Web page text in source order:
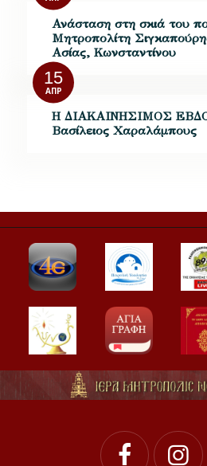
Ανάσταση στη σκιά του
Μητροπολίτη
Ασίας, Κωνσταντίνου
15
ΑΠΡ
Η ΔΙΑΚΑΙΝΗΣΙΜΟΣ
Βασίλειος Χαραλάμπους